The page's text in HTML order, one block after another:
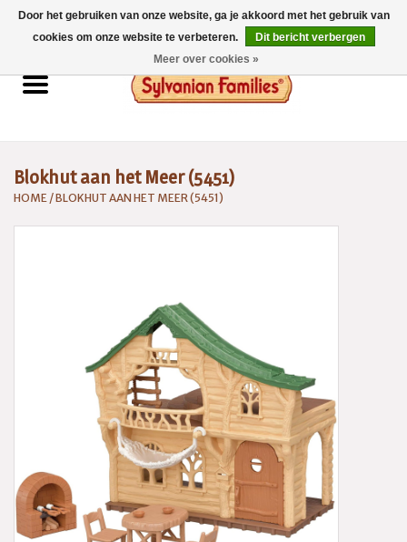
0 Artikelen - €0,00
Home
Catalogus 2026
Blokhut aan het Meer (5451)
HOME /BLOKHUT AAN HET MEER (5451)
Door het gebruiken van onze website, ga je akkoord met het gebruik van
cookies om onze website te verbeteren.
Dit bericht verbergen
Meer over cookies »